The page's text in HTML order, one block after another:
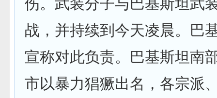
伤。武装分子与巴基斯坦武
战，并持续到今天凌晨。巴
宣称对此负责。巴基斯坦南
市以暴力猖獗出名，各宗派